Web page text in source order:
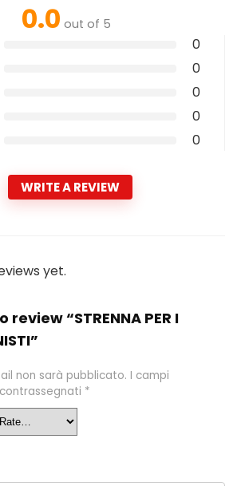
0.0 out of 5
0
0
0
0
0
WRITE A REVIEW
yet.
“STRENNA PER I
non sarà pubblicato. I campi
*